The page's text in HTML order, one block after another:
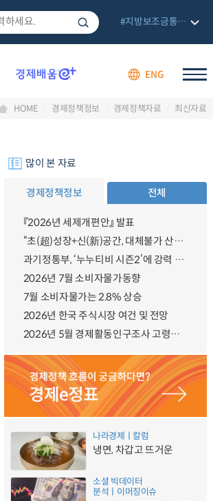
ENG
#지방보조금통합관리망
HOME 경제정책정보 경제정책자료 최신자료
많이 본 자료
경제정책정보 전체
『2026년 세제개편안』 발표
“초(超)성장+신(新)공간, 대체불가 산업강국”
과기정통부, ‘누누티비 시즌2’에 강력 대응 의지 밝혀
2026년 7월 소비자물가동향
7월 소비자물가는 2.8% 상승
2026년 한국 주식시장 여건 및 전망
2026년 5월 경제활동인구조사 고령층 부가조사 결과
나라경제ㅣ칼럼
냉면, 차갑고 뜨거운
소셜 빅데이터
분석ㅣ이머징이슈